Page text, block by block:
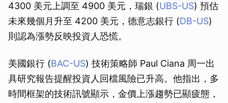
4300 美元上調至 4900 美元，瑞銀 (UBS-US) 預估
未來幾個月升至 4200 美元，德意志銀行 (DB-US)
則認為漲勢反映投資人恐慌。
美國銀行 (BAC-US) 技術策略師 Paul Ciana 周一出
具研究報告提醒投資人回檔風險已升高。他指出，多
時間框架的技術訊號顯示，金價上漲趨勢已顯疲態，